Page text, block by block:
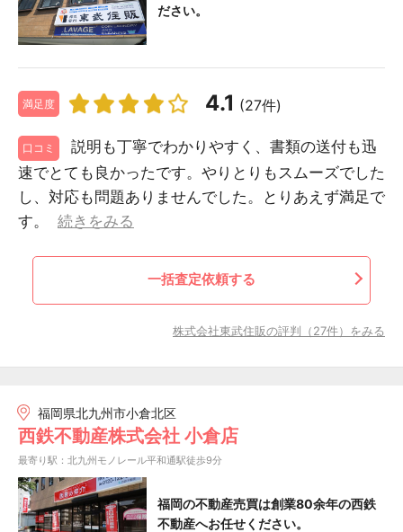
ださい。
満足度 4.1 (27件)
口コミ
説明も丁寧でわかりやすく、書類の送付も迅
速でとても良かったです。やりとりもスムーズでした
し、対応も問題ありませんでした。とりあえず満足で
す。
続きをみる
一括査定依頼する
株式会社東武住販の評判（27件）をみる
福岡県北九州市小倉北区
西鉄不動産株式会社 小倉店
最寄り駅：北九州モノレール平和通駅徒歩9分
福岡の不動産売買は創業80余年の西鉄
不動産へお任せください。